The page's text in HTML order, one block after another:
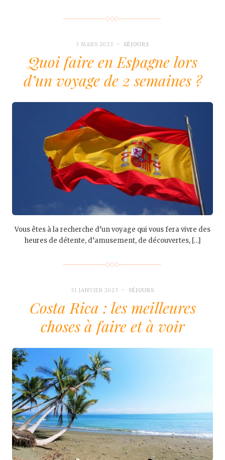
3 MARS 2023 SÉJOURS
Quoi faire en Espagne lors
d’un voyage de 2 semaines ?
Vous êtes à la recherche d’un voyage qui vous fera vivre des
heures de détente, d’amusement, de découvertes, […]
31 JANVIER 2023 SÉJOURS
Costa Rica : les meilleures
choses à faire et à voir